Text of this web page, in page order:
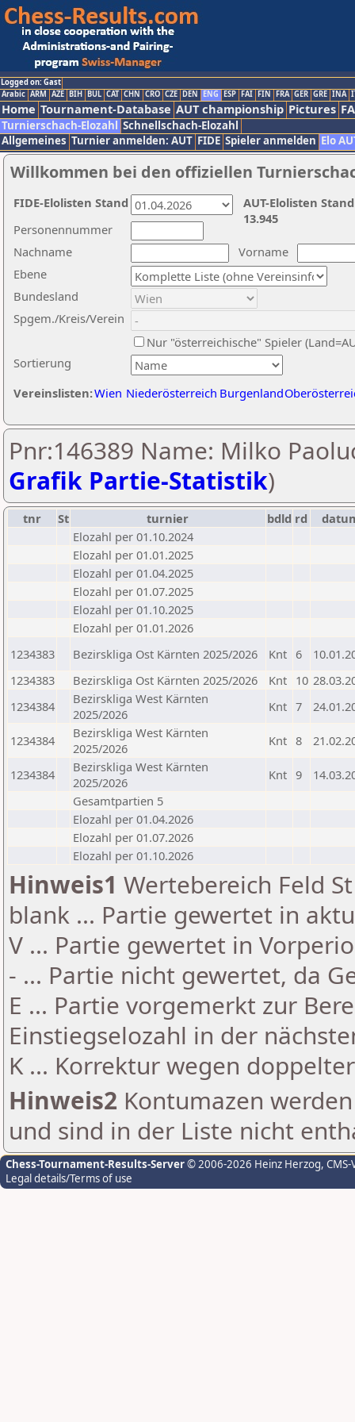
Logged on: Gast
Arabic ARM AZE BIH BUL CAT CHN CRO CZE DEN ENG ESP FAI FIN FRA GER GRE INA
Home Tournament-Database AUT championship Pictures
Turnierschach-Elozahl Schnellschach-Elozahl
Allgemeines Turnier anmelden: AUT FIDE Spieler anmelden Elo
Willkommen bei den offiziellen
Nachname
Vorname
Ebene
Sortierung
Personennummer
Bundesland
Spgem./Kreis/Verein
Nur "österreichische" Spieler
Vereinslisten:Wien Niederösterreich Burgenland
AUT-Elolisten
13.945
FIDE-Elolisten Stand
Pnr:146389 Name: Milko
Grafik Partie-Statistik)
tnr St turnier bdld rd
Elozahl per 01.10.2024
Elozahl per 01.01.2025
Elozahl per 01.04.2025
Elozahl per 01.07.2025
Elozahl per 01.10.2025
Elozahl per 01.01.2026
1234383
Bezirskliga Ost Kärnten 2025/2026 Knt 6
1234383
Bezirskliga Ost Kärnten 2025/2026 Knt 10
1234384
Bezirskliga West Kärnten
2025/2026
Knt 7
1234384
Bezirskliga West Kärnten
2025/2026
Knt 8
1234384
Bezirskliga West Kärnten
2025/2026
Knt 9
Gesamtpartien 5
Elozahl per 01.04.2026
Elozahl per 01.07.2026
Elozahl per 01.10.2026
Hinweis1 Wertebereich Feld
blank ... Partie gewertet in
V ... Partie gewertet in
- ... Partie nicht gewertet, da
E ... Partie vorgemerkt zur
Einstiegselozahl in der
K ... Korrektur wegen
Hinweis2 Kontumazen
und sind in der Liste nicht
Chess-Tournament-Results-Server© 2006-2026 Heinz Herzog,
Legal details/Terms of use